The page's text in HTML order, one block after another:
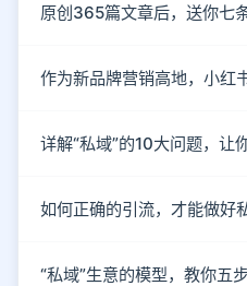
作为新品牌营销高地，小红
详解“私域”的10大问题，让
如何正确的引流，才能做好
“私域”生意的模型，教你五